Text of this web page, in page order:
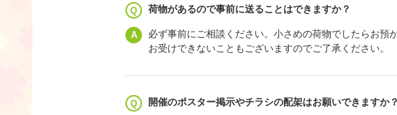
荷物があるので事前に送ることはできますか？
必ず事前にご相談ください。小さめの荷物でしたらお
お受けできないこともございますのでご了承ください。
開催のポスター掲示やチラシの配架はお願いできますか？